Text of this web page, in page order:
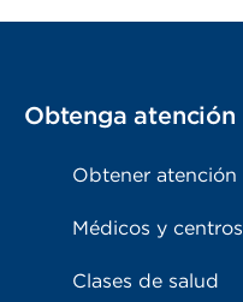
Obtenga atención
Obtener atención
Médicos y centros
Clases de salud